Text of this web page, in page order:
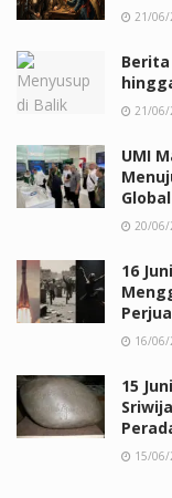
21/06/
Berita
21/06/
UMI
20/06/
16
16/06/
15
15/06/